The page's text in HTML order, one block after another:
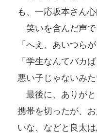
も、一応坂本さん
笑いを含んだ声で
「へえ、あいつらが
「学生なんてバカ
悪い子じゃないみた
最後に、ありがと
携帯を切ったが、
いな、などと良太は